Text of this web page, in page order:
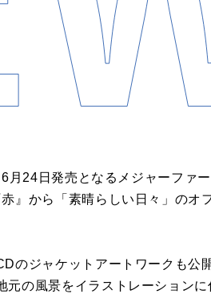
24日発売となるメジャーファ
』から「素晴らしい日々」のオ
のジャケットアートワークも公
の風景をイラストレーション